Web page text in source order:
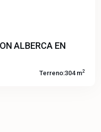
ALBERCA EN
Terreno:304 m2